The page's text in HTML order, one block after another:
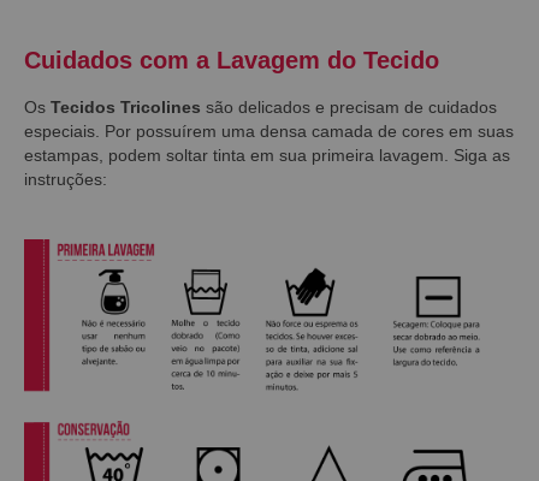
Cuidados com a Lavagem do Tecido
Os Tecidos Tricolines são delicados e precisam de cuidados
especiais. Por possuírem uma densa camada de cores em suas
estampas, podem soltar tinta em sua primeira lavagem. Siga as
instruções: